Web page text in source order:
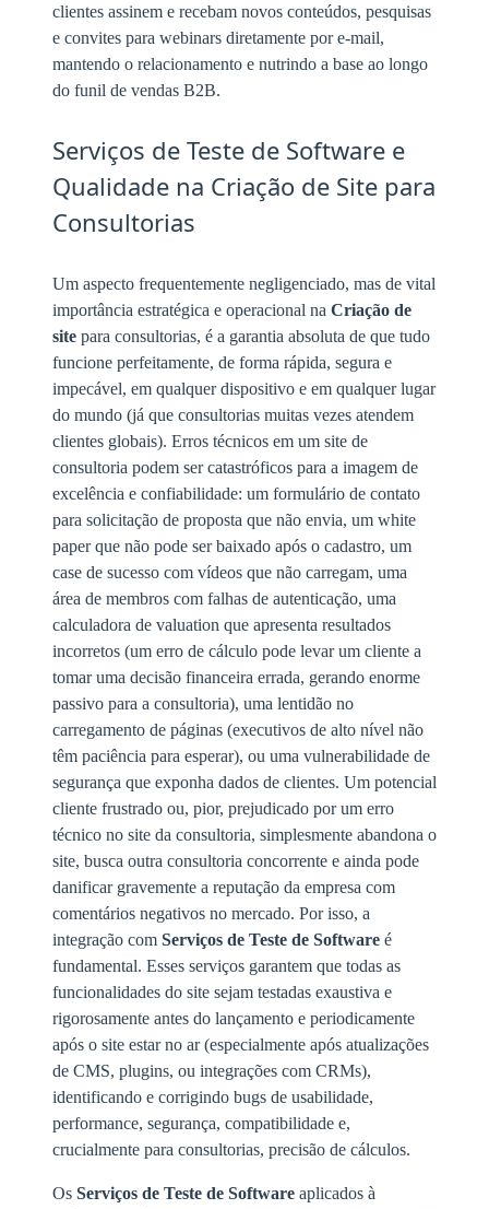
clientes assinem e recebam novos conteúdos, pesquisas
e convites para webinars diretamente por e-mail,
mantendo o relacionamento e nutrindo a base ao longo
do funil de vendas B2B.
Serviços de Teste de Software e
Qualidade na Criação de Site para
Consultorias
Um aspecto frequentemente negligenciado, mas de vital
importância estratégica e operacional na Criação de
site para consultorias, é a garantia absoluta de que tudo
funcione perfeitamente, de forma rápida, segura e
impecável, em qualquer dispositivo e em qualquer lugar
do mundo (já que consultorias muitas vezes atendem
clientes globais). Erros técnicos em um site de
consultoria podem ser catastróficos para a imagem de
excelência e confiabilidade: um formulário de contato
para solicitação de proposta que não envia, um white
paper que não pode ser baixado após o cadastro, um
case de sucesso com vídeos que não carregam, uma
área de membros com falhas de autenticação, uma
calculadora de valuation que apresenta resultados
incorretos (um erro de cálculo pode levar um cliente a
tomar uma decisão financeira errada, gerando enorme
passivo para a consultoria), uma lentidão no
carregamento de páginas (executivos de alto nível não
têm paciência para esperar), ou uma vulnerabilidade de
segurança que exponha dados de clientes. Um potencial
cliente frustrado ou, pior, prejudicado por um erro
técnico no site da consultoria, simplesmente abandona o
site, busca outra consultoria concorrente e ainda pode
danificar gravemente a reputação da empresa com
comentários negativos no mercado. Por isso, a
integração com Serviços de Teste de Software é
fundamental. Esses serviços garantem que todas as
funcionalidades do site sejam testadas exaustiva e
rigorosamente antes do lançamento e periodicamente
após o site estar no ar (especialmente após atualizações
de CMS, plugins, ou integrações com CRMs),
identificando e corrigindo bugs de usabilidade,
performance, segurança, compatibilidade e,
crucialmente para consultorias, precisão de cálculos.
Os Serviços de Teste de Software aplicados à